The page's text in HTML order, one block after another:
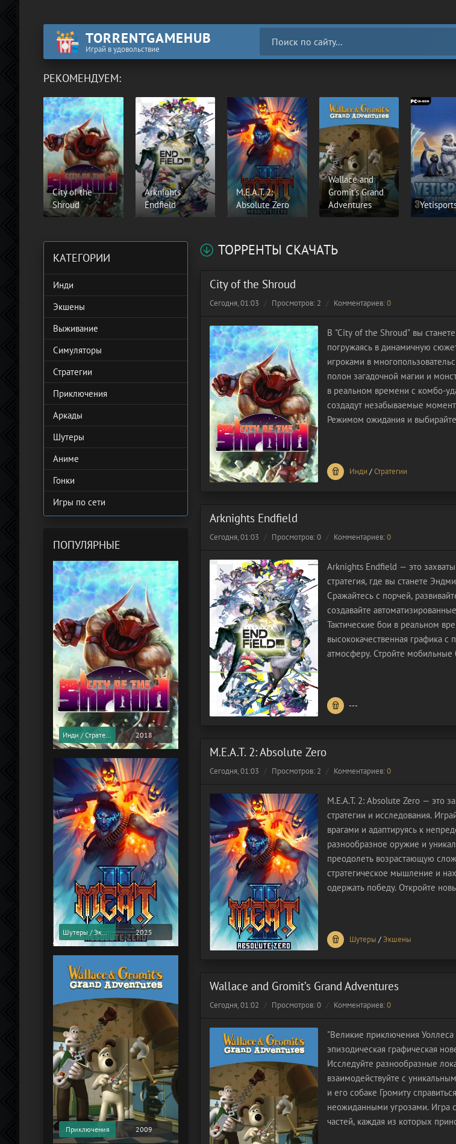
TORRENTGAMEHUB
Играй в удовольствие
РЕКОМЕНДУЕМ:
City of the
Shroud
Arknights
Endfield
M.E.A.T. 2:
Absolute Zero
Wallace and
Gromit’s Grand
Adventures
ТОРРЕНТЫ СКАЧАТЬ
City of the Shroud
Сегодня, 01:03 Просмотров: 2 Комментариев:0
В "City of the Shroud" вы
погружаясь в динамичную
игроками в
полон загадочной магии и
в реальном времени с комбо-
создадут незабываемые
Режимом ожидания и
Инди /Стратегии
Arknights Endfield
Сегодня, 01:03 Просмотров: 0 Комментариев:0
Arknights Endfield — это
стратегия, где вы станете
Сражайтесь с порчей,
создавайте
Тактические бои в реальном
высококачественная графика
атмосферу. Стройте мобильные
---
M.E.A.T. 2: Absolute Zero
Сегодня, 01:03 Просмотров: 2 Комментариев:0
М.E.A.T. 2: Absolute Zero — это
стратегии и исследования.
врагами и адаптируясь к
разнообразное оружие и
преодолеть возрастающую
стратегическое мышление и
одержать победу. Откройте
Шутеры /Экшены
Wallace and Gromit’s Grand Adventures
Сегодня, 01:02 Просмотров: 0 Комментариев:0
"Великие приключения
эпизодическая графическая
Исследуйте разнообразные
взаимодействуйте с
и его собаке Громиту
неожиданными угрозами. Игра
частей, каждая из которых
КАТЕГОРИИ
Инди
Экшены
Выживание
Симуляторы
Стратегии
Приключения
Аркады
Шутеры
Аниме
Гонки
Игры по сети
ПОПУЛЯРНЫЕ
Инди / Стратегии 2018
Шутеры / Экшены 2025
Приключения 2009